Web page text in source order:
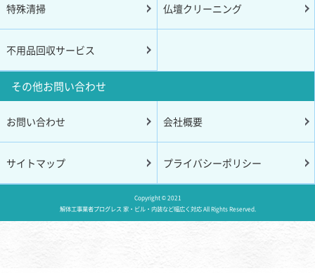
特殊清掃 仏壇クリーニング
不用品回収サービス
その他お問い合わせ
お問い合わせ 会社概要
サイトマップ プライバシーポリシー
Copyright © 2021
解体工事業者プログレス 家・ビル・内装など幅広く対応All Rights Reserved.